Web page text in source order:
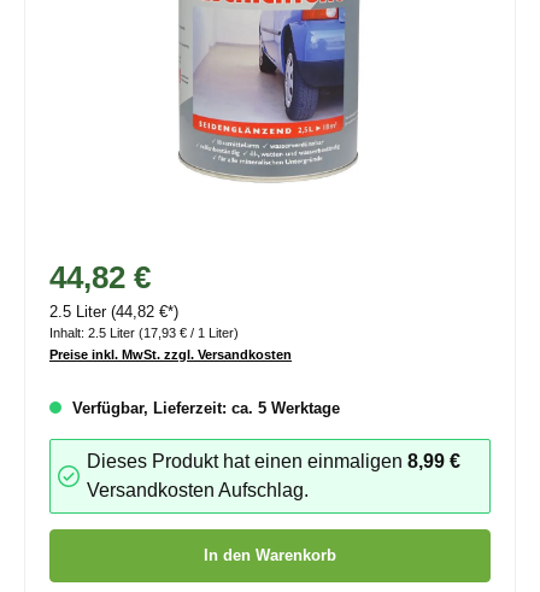
44,82 €
2.5 Liter (44,82 €*)
Inhalt: 2.5 Liter (17,93 € / 1 Liter)
Preise inkl. MwSt. zzgl. Versandkosten
Verfügbar, Lieferzeit: ca. 5 Werktage
Dieses Produkt hat einen einmaligen8,99 €
Versandkosten Aufschlag.
In den Warenkorb